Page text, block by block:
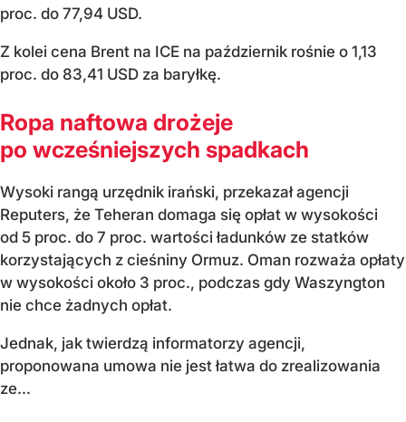
proc. do 77,94 USD.
Z kolei cena Brent na ICE na październik rośnie o 1,13
proc. do 83,41 USD za baryłkę.
Ropa naftowa drożeje
po wcześniejszych spadkach
Wysoki rangą urzędnik irański, przekazał agencji
Reputers, że Teheran domaga się opłat w wysokości
od 5 proc. do 7 proc. wartości ładunków ze statków
korzystających z cieśniny Ormuz. Oman rozważa opłaty
w wysokości około 3 proc., podczas gdy Waszyngton
nie chce żadnych opłat.
Jednak, jak twierdzą informatorzy agencji,
proponowana umowa nie jest łatwa do zrealizowania
ze...